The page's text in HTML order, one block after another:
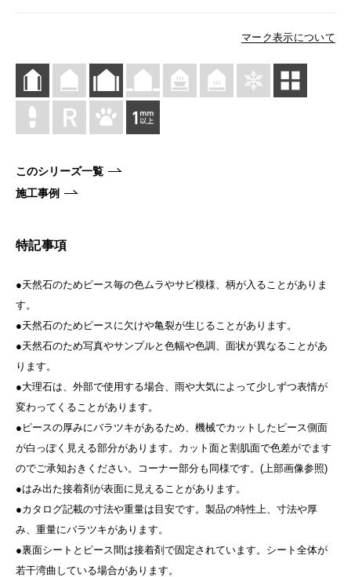
マーク表示について
このシリーズ一覧
施工事例
特記事項
●天然石のためピース毎の色ムラやサビ模様、柄が入ることがありま
す。
●天然石のためピースに欠けや亀裂が生じることがあります。
●天然石のため写真やサンプルと色幅や色調、面状が異なることがあ
ります。
●大理石は、外部で使用する場合、雨や大気によって少しずつ表情が
変わってくることがあります。
●ピースの厚みにバラツキがあるため、機械でカットしたピース側面
が白っぽく見える部分があります。カット面と割肌面で色差がでます
のでご承知おきください。コーナー部分も同様です。(上部画像参照)
●はみ出た接着剤が表面に見えることがあります。
●カタログ記載の寸法や重量は目安です。製品の特性上、寸法や厚
み、重量にバラツキがあります。
●裏面シートとピース間は接着剤で固定されています。シート全体が
若干湾曲している場合があります。